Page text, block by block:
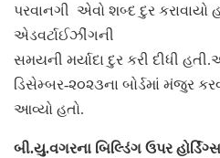
પરવાનગી એવો શબ્દ દુર કરાવાયો
એડવર્ટાઈઝીંગની
સમયની મર્યાદા દુર કરી દીધી
ડિસેમ્બર-૨૦૨૩ના બોર્ડમાં મંજુર
આવ્યો હતો.
બી.યુ.વગરના બિલ્ડિંગ ઉપર